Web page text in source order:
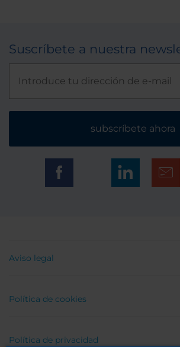
Suscríbete a nuestra
subscríbete ahora
Aviso legal
Política de cookies
Política de privacidad